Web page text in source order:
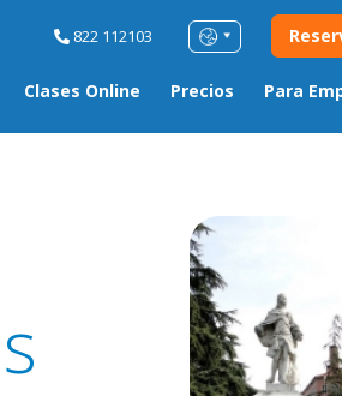
Clases Online Precios Para
822 112103